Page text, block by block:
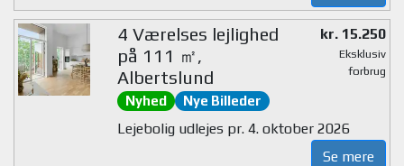
4 Værelses lejlighed
på 111 ㎡,
Albertslund
Nyhed Nye Billeder
kr. 15.250
Eksklusiv
forbrug
Lejebolig udlejes pr. 4. oktober 2026
Se mere